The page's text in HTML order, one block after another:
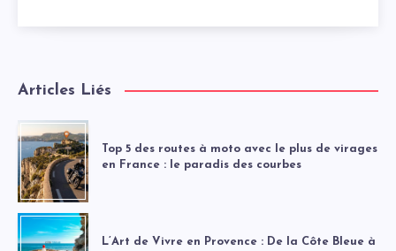
Articles Liés
Top 5 des routes à moto avec le plus de virages
en France : le paradis des courbes
L’Art de Vivre en Provence : De la Côte Bleue à